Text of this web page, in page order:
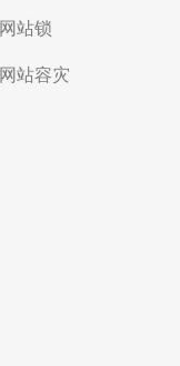
网站锁
网站容灾